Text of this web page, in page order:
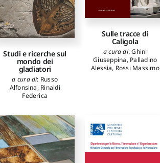
Studi e ricerche sul
mondo dei
gladiatori
a cura di: Russo
Alfonsina, Rinaldi
Federica
Sulle tracce di
Caligola
a cura di:Ghini
Giuseppina, Palladino
Alessia, Rossi Massimo